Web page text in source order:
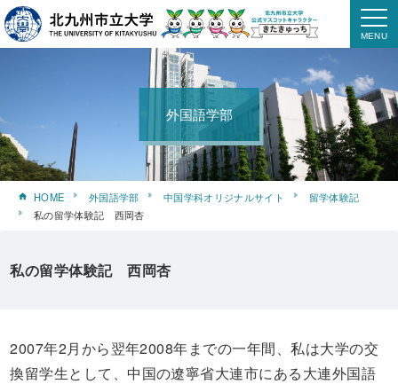
外国語学部
HOME 外国語学部 中国学科オリジナルサイト
留学体験記
私の留学体験記 西岡杏
私の留学体験記 西岡杏
2007年2月から翌年2008年までの一年間、私は大学の交
換留学生として、中国の遼寧省大連市にある大連外国語